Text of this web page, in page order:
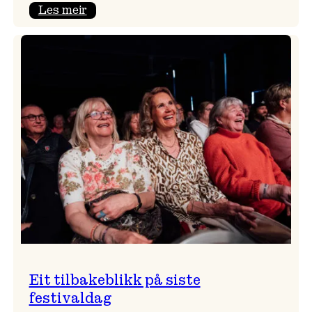
Les meir:
Eit tilbakeblikk på siste
festivaldag